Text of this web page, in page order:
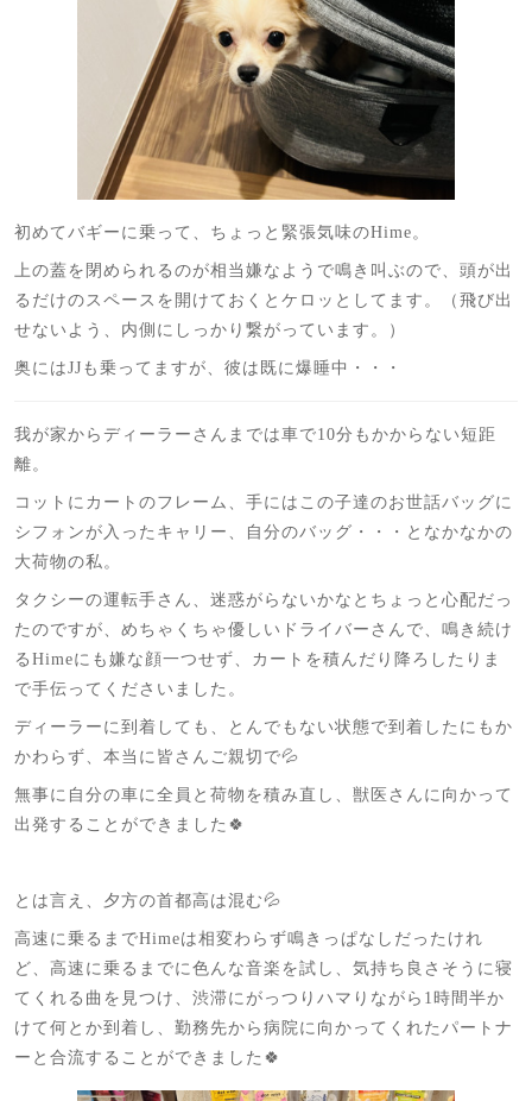
初めてバギーに乗って、ちょっと緊張気味のHime。
上の蓋を閉められるのが相当嫌なようで鳴き叫ぶので、頭が出
るだけのスペースを開けておくとケロッとしてます。（飛び出
せないよう、内側にしっかり繋がっています。）
奥にはJJも乗ってますが、彼は既に爆睡中・・・
我が家からディーラーさんまでは車で10分もかからない短距
離。
コットにカートのフレーム、手にはこの子達のお世話バッグに
シフォンが入ったキャリー、自分のバッグ・・・となかなかの
大荷物の私。
タクシーの運転手さん、迷惑がらないかなとちょっと心配だっ
たのですが、めちゃくちゃ優しいドライバーさんで、鳴き続け
るHimeにも嫌な顔一つせず、カートを積んだり降ろしたりま
で手伝ってくださいました。
ディーラーに到着しても、とんでもない状態で到着したにもか
かわらず、本当に皆さんご親切で💦
無事に自分の車に全員と荷物を積み直し、獣医さんに向かって
出発することができました🍀
とは言え、夕方の首都高は混む💦
高速に乗るまでHimeは相変わらず鳴きっぱなしだったけれ
ど、高速に乗るまでに色んな音楽を試し、気持ち良さそうに寝
てくれる曲を見つけ、渋滞にがっつりハマりながら1時間半か
けて何とか到着し、勤務先から病院に向かってくれたパートナ
ーと合流することができました🍀